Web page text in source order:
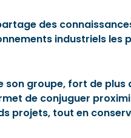
des
industriels les
son groupe, fort de
de conjuguer
projets, tout en